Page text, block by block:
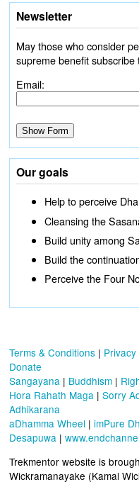
Newsletter
May those who consider
supreme benefit subscribe
Email:
Our goals
Help to perceive
Cleansing the
Build unity among
Build the
Perceive the Four
Terms & Conditions |
Donate
Sangayana | Buddhism |
Hora Rahath Maga | Sorry
Adhikarana
aDhamma Wheel | imPure
Desapuwa |
Trekmentor website is
Wickramanayake (Kamal